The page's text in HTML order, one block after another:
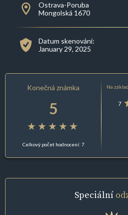
Ostrava-Poruba
Mongolská 1670
Datum skenování:
January 29, 2025
Konečná známka
5
Celkový počet hodnocení: 7
Na
7
Speciální